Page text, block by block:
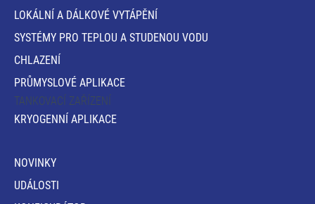
LOKÁLNÍ A DÁLKOVÉ VYTÁPĚNÍ
SYSTÉMY PRO TEPLOU A STUDENOU VODU
CHLAZENÍ
PRŮMYSLOVÉ APLIKACE
TANKOVACÍ ZAŘÍZENÍ
KRYOGENNÍ APLIKACE
NOVINKY
UDÁLOSTI